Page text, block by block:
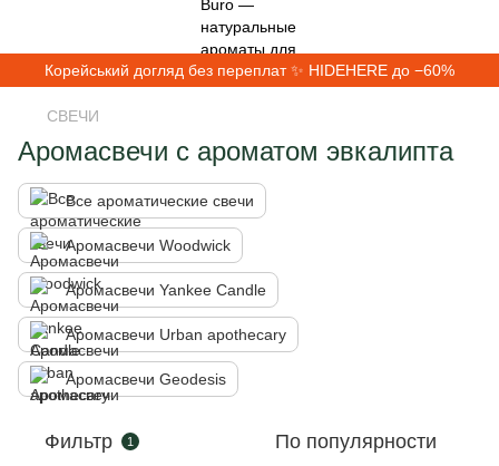
Корейський догляд без переплат ✨ HIDEHERE до −60%
СВЕЧИ
Аромасвечи с ароматом эвкалипта
Все ароматические свечи
Аромасвечи Woodwick
Аромасвечи Yankee Candle
Аромасвечи Urban apothecary
Аромасвечи Geodesis
Фильтр 1 По популярности